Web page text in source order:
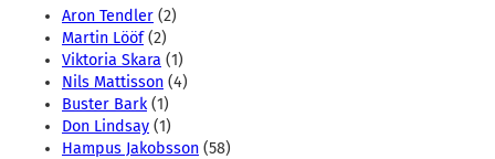
Aron Tendler (2)
Martin Lööf(2)
Viktoria Skara (1)
Nils Mattisson (4)
Buster Bark(1)
Don Lindsay (1)
Hampus Jakobsson (58)